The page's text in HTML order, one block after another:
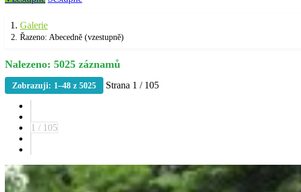
Galerie
Řazeno: Abecedně (vzestupně)
Nalezeno: 5025 záznamů
Zobrazuji: 1–48 z 5025 Strana 1 / 105
1 / 105